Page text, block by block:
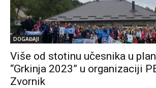
DOGAĐAJI
Više od stotinu učesnika u
“Grkinja 2023” u organizaciji
Zvornik